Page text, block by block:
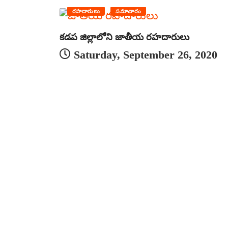
రహదారులు సమాచారం
కడప జిల్లాలోని జాతీయ రహదారులు
Saturday, September 26, 2020